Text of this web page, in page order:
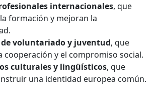
internacionales, que
formación y mejoran la
voluntariado y juventud, que
cooperación y el compromiso social.
culturales y lingüísticos, que
una identidad europea común.